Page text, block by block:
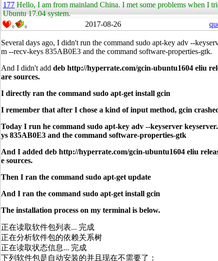
177 Hello, I am from mainland China. I met some problems when I
Ubuntu 17.04 system.
0 0 2017-08-26
Several days ago, I didn't run the command sudo apt-key adv --
m --recv-keys 835AB0E3 and the command software-properties-gtk.
And I didn't add deb http://hyperrate.com/gcin-ubuntu1604 eliu
are sources.
I directly ran the command sudo apt-get install gcin
I remember that after I chose a kind of input method, gcin
Today I run he command sudo apt-key adv --keyserver
ys 835AB0E3 and the command software-properties-gtk
And I added deb http://hyperrate.com/gcin-ubuntu1604 eliu
e sources.
Then I ran the command sudo apt-get update
And I ran the command sudo apt-get install gcin
The installation process on my terminal is below.
正在读取软件包列表... 完成
正在分析软件包的依赖关系树
正在读取状态信息... 完成
下列软件包是自动安装的并且现在不需要了：